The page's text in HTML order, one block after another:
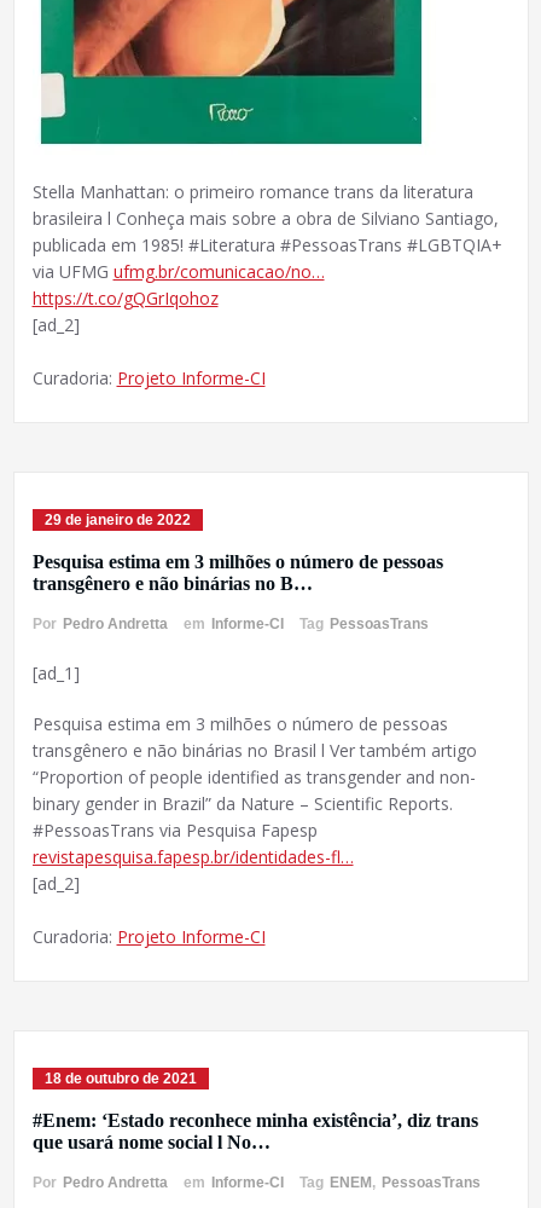
Stella Manhattan: o primeiro romance trans da literatura
brasileira l Conheça mais sobre a obra de Silviano Santiago,
publicada em 1985! #Literatura #PessoasTrans #LGBTQIA+
via UFMG ufmg.br/comunicacao/no…
https://t.co/gQGrIqohoz
[ad_2]
Curadoria: Projeto Informe-CI
29 de janeiro de 2022
Pesquisa estima em 3 milhões o número de pessoas
transgênero e não binárias no B…
Por Pedro Andretta em Informe-CI Tag PessoasTrans
[ad_1]
Pesquisa estima em 3 milhões o número de pessoas
transgênero e não binárias no Brasil l Ver também artigo
“Proportion of people identified as transgender and non-
binary gender in Brazil” da Nature – Scientific Reports.
#PessoasTrans via Pesquisa Fapesp
revistapesquisa.fapesp.br/identidades-fl…
[ad_2]
Curadoria: Projeto Informe-CI
18 de outubro de 2021
#Enem: ‘Estado reconhece minha existência’, diz trans
que usará nome social l No…
Por Pedro Andretta em Informe-CI Tag ENEM , PessoasTrans